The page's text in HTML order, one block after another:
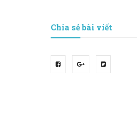
Chia sẻ bài viết